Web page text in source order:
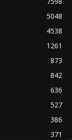
5048
4538
1261
873
842
636
527
386
371